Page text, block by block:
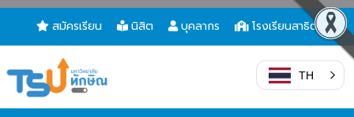
สมัครเรียน นิสิต บุคลากร โรงเรียนสาธิต
TH